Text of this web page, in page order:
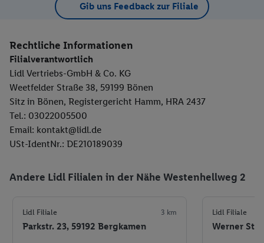
Gib uns Feedback zur Filiale
Rechtliche Informationen
Filialverantwortlich
Lidl Vertriebs-GmbH & Co. KG
Weetfelder Straße 38, 59199 Bönen
Sitz in Bönen, Registergericht Hamm, HRA 2437
Tel.: 03022005500
Email: kontakt@lidl.de
USt-IdentNr.: DE210189039
Andere Lidl Filialen in der Nähe Westenhellweg 2
Lidl Filiale 3 km
Parkstr. 23, 59192 Bergkamen
Lidl Filiale
Werner Str.